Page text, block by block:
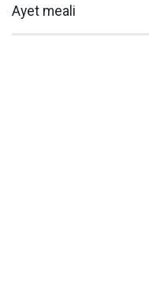
Ayet meali